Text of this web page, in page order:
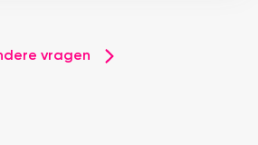
vragen